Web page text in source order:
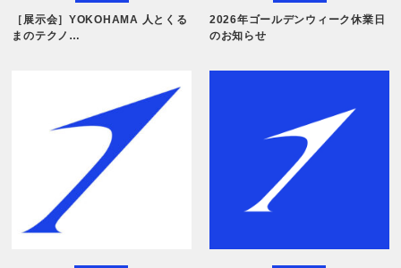
［展示会］YOKOHAMA 人とくる
まのテクノ…
2026年ゴールデンウィーク休業日
のお知らせ